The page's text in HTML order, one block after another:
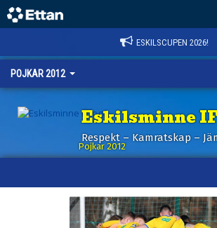
ESKILSCUPEN 2026!
POJKAR 2012
Eskilsminne
Respekt – Kamratskap –
Pojkar 2012